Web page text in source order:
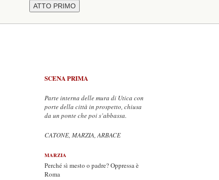
SCENA PRIMA
Parte interna delle mura di Utica con
porte della città in prospetto, chiusa
da un ponte che poi s’abbassa.
CATONE, MARZIA, ARBACE
MARZIA
Perché sì mesto o padre? Oppressa è
Roma